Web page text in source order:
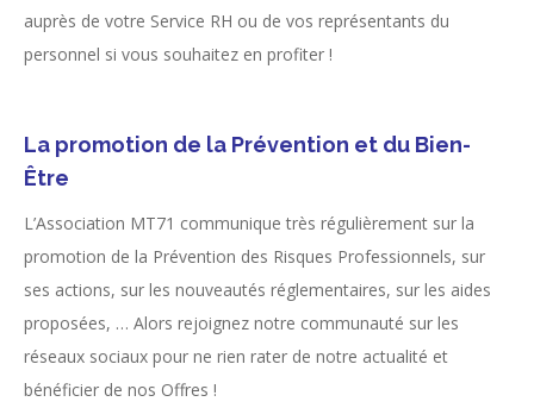
auprès de votre Service RH ou de vos représentants du
personnel si vous souhaitez en profiter !
La promotion de la Prévention et du Bien-
Être
L’Association MT71 communique très régulièrement sur la
promotion de la Prévention des Risques Professionnels, sur
ses actions, sur les nouveautés réglementaires, sur les aides
proposées, … Alors rejoignez notre communauté sur les
réseaux sociaux pour ne rien rater de notre actualité et
bénéficier de nos Offres !